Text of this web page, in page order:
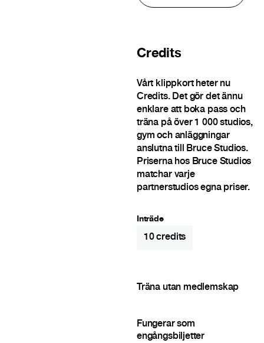
Credits
Vårt klippkort heter nu
Credits. Det gör det ännu
enklare att boka pass och
träna på över 1 000 studios,
gym och anläggningar
anslutna till Bruce Studios.
Priserna hos Bruce Studios
matchar varje
partnerstudios egna priser.
Inträde
10credits
Träna utan medlemskap
Fungerar som
engångsbiljetter